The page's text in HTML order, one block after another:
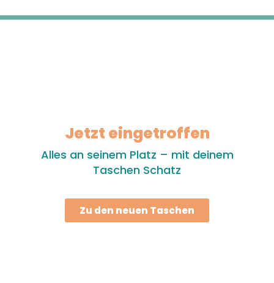
Jetzt eingetroffen
Alles an seinem Platz – mit deinem
Taschen Schatz
Zu den neuen Taschen